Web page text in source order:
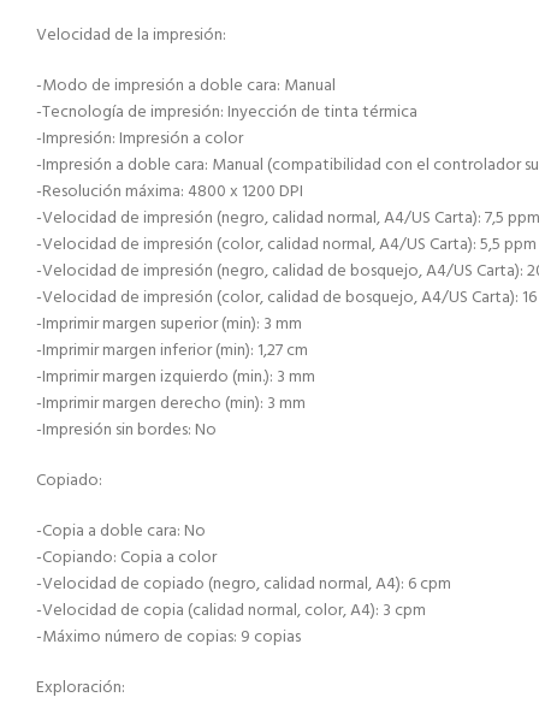
Velocidad de la impresión:
-Modo de impresión a doble cara: Manual
-Tecnología de impresión: Inyección de tinta térmica
-Impresión: Impresión a color
-Impresión a doble cara: Manual (compatibilidad con el controlador
-Resolución máxima: 4800 x 1200 DPI
-Velocidad de impresión (negro, calidad normal, A4/US Carta): 7,5 ppm
-Velocidad de impresión (color, calidad normal, A4/US Carta): 5,5 ppm
-Velocidad de impresión (negro, calidad de bosquejo, A4/US Carta):
-Velocidad de impresión (color, calidad de bosquejo, A4/US Carta):
-Imprimir margen superior (min): 3 mm
-Imprimir margen inferior (min): 1,27 cm
-Imprimir margen izquierdo (min.): 3 mm
-Imprimir margen derecho (min): 3 mm
-Impresión sin bordes: No
Copiado:
-Copia a doble cara: No
-Copiando: Copia a color
-Velocidad de copiado (negro, calidad normal, A4): 6 cpm
-Velocidad de copia (calidad normal, color, A4): 3 cpm
-Máximo número de copias: 9 copias
Exploración: